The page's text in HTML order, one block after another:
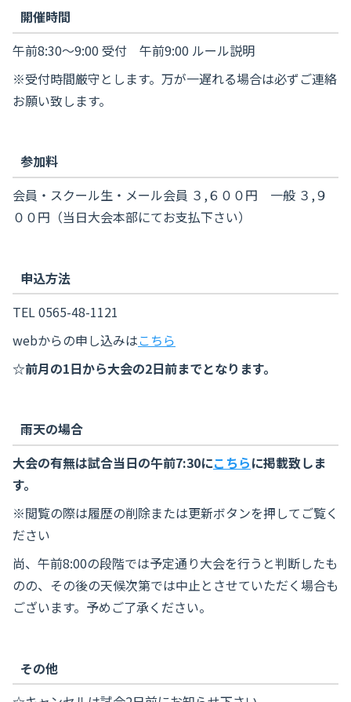
開催時間
午前8:30～9:00 受付 午前9:00 ルール説明
※受付時間厳守とします。万が一遅れる場合は必ずご連絡
お願い致します。
参加料
会員・スクール生・メール会員 ３,６００円 一般 ３,９
００円（当日大会本部にてお支払下さい）
申込方法
TEL 0565-48-1121
webからの申し込みはこちら
☆前月の1日から大会の2日前までとなります。
雨天の場合
大会の有無は試合当日の午前7:30にこちらに掲載致しま
す。
※閲覧の際は履歴の削除または更新ボタンを押してご覧く
ださい
尚、午前8:00の段階では予定通り大会を行うと判断したも
のの、その後の天候次第では中止とさせていただく場合も
ございます。予めご了承ください。
その他